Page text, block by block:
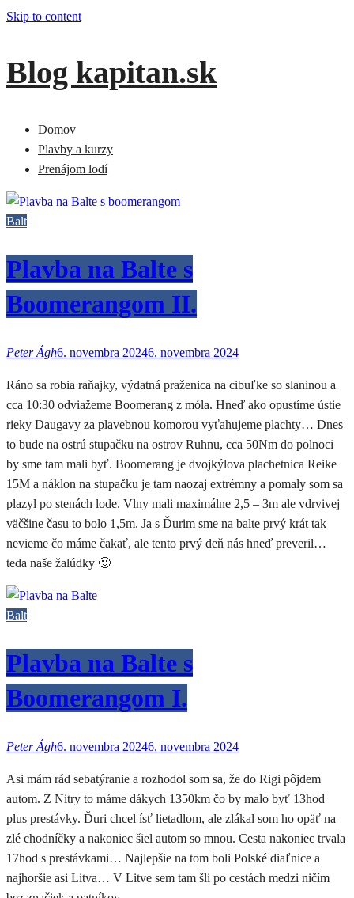
Skip to content
Blog kapitan.sk
Domov
Plavby a kurzy
Prenájom lodí
Balt
Plavba na Balte s
Boomerangom II.
Peter Ágh6. novembra 20246. novembra 2024
Ráno sa robia raňajky, výdatná praženica na cibuľke so slaninou a
cca 10:30 odviažeme Boomerang z móla. Hneď ako opustíme ústie
rieky Daugavy za plavebnou komorou vyťahujeme plachty… Dnes
to bude na ostrú stupačku na ostrov Ruhnu, cca 50Nm do polnoci
by sme tam mali byť. Boomerang je dvojkýlova plachetnica Reike
15M a náklon na stupačku je tam naozaj extrémny a pomaly som sa
plazyl po stenách lode. Vlny mali maximálne 2,5 – 3m ale vdrvivej
väčšine času to bolo 1,5m. Ja s Ďurim sme na balte prvý krát tak
nevieme čo máme čakať, ale tento prvý deň nás hneď preveril…
teda naše žalúdky 🙂
Balt
Plavba na Balte s
Boomerangom I.
Peter Ágh6. novembra 20246. novembra 2024
Asi mám rád sebatýranie a rozhodol som sa, že do Rigi pôjdem
autom. Z Nitry to máme dákych 1350km čo by malo byť 13hod
plus prestávky. Ďuri chcel ísť lietadlom, ale zlákal som ho opäť na
zlé chodníčky a nakoniec šiel autom so mnou. Cesta nakoniec trvala
17hod s prestávkami… Najlepšie na tom boli Polské diaľnice a
najhoršie asi Litva… V Litve sem tam šli po cestách medzi ničím